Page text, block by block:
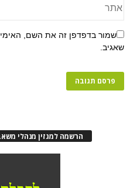
שמור בדפדפן זה את השם,
שאגיב.
הרשמה למגזין מנהלי